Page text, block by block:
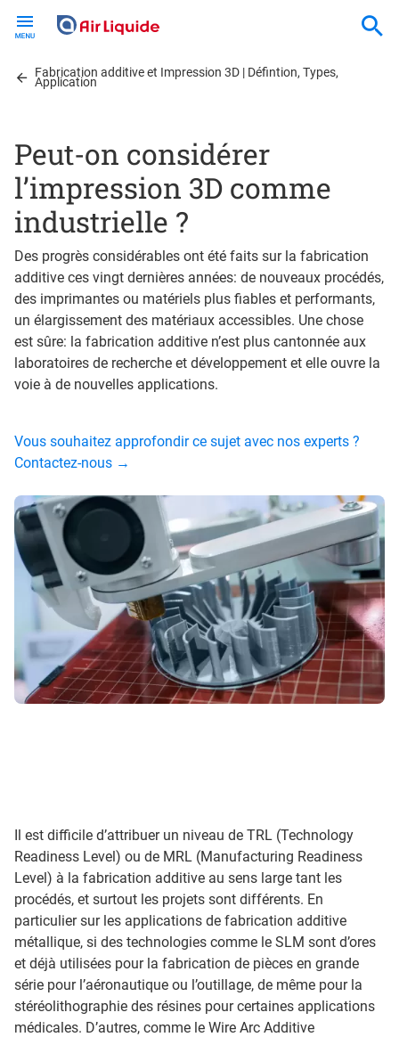
content
Fabrication additive et Impression 3D | Défintion, Types,
Application
Peut-on considérer
l’impression 3D comme
industrielle ?
Des progrès considérables ont été faits sur la fabrication
additive ces vingt dernières années: de nouveaux procédés,
des imprimantes ou matériels plus fiables et performants,
un élargissement des matériaux accessibles. Une chose
est sûre: la fabrication additive n’est plus cantonnée aux
laboratoires de recherche et développement et elle ouvre la
voie à de nouvelles applications.
Vous souhaitez approfondir ce sujet avec nos experts ?
Contactez-nous →
Il est difficile d’attribuer un niveau de TRL (Technology
Readiness Level) ou de MRL (Manufacturing Readiness
Level) à la fabrication additive au sens large tant les
procédés, et surtout les projets sont différents. En
particulier sur les applications de fabrication additive
métallique, si des technologies comme le SLM sont d’ores
et déjà utilisées pour la fabrication de pièces en grande
série pour l’aéronautique ou l’outillage, de même pour la
stéréolithographie des résines pour certaines applications
médicales. D’autres, comme le Wire Arc Additive